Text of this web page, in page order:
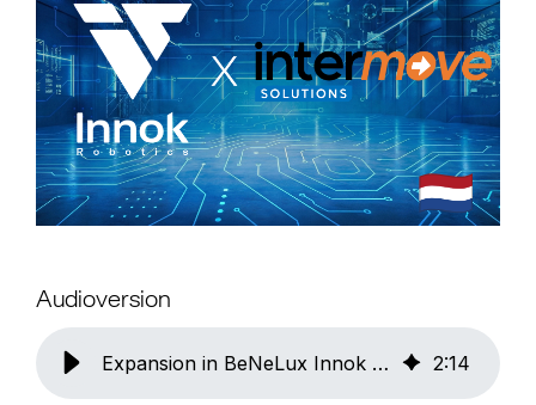
Audioversion
Expansion in BeNeLux Innok verkündet zweiten Partner in den Niederlanden 2:14